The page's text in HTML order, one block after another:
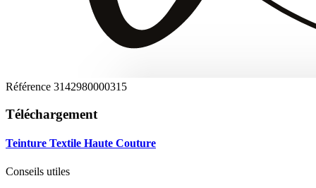
Référence 3142980000315
Téléchargement
Teinture Textile Haute Couture
Conseils utiles